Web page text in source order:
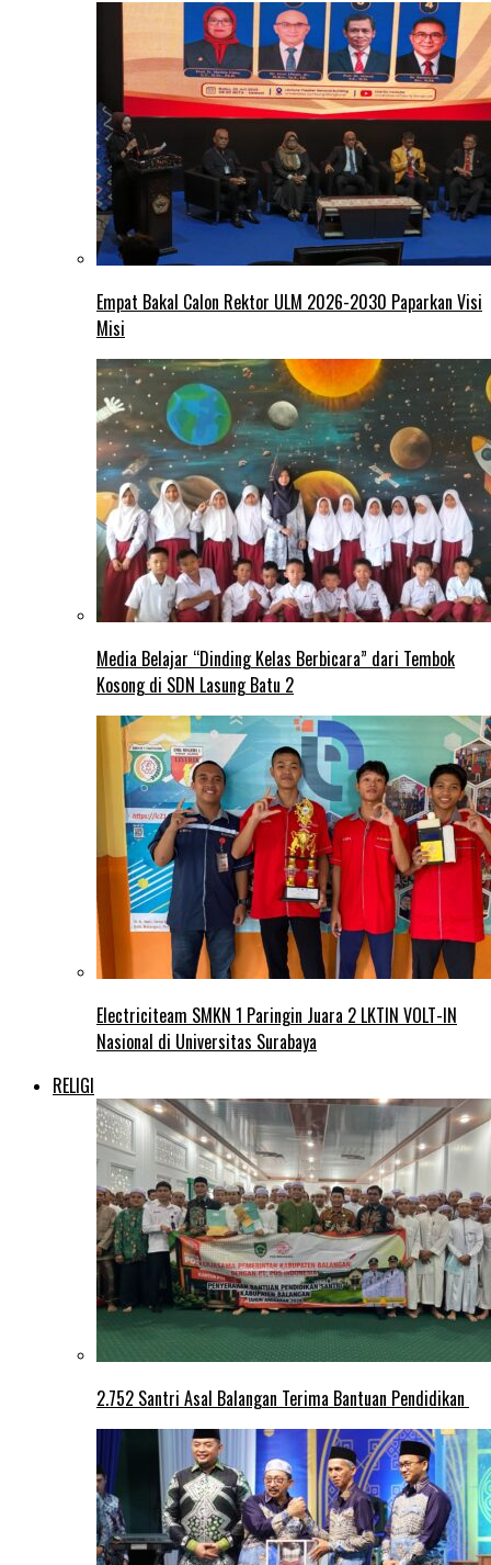
Empat Bakal Calon Rektor ULM 2026-2030 Paparkan Visi
Misi
Media Belajar “Dinding Kelas Berbicara” dari Tembok
Kosong di SDN Lasung Batu 2
Electriciteam SMKN 1 Paringin Juara 2 LKTIN VOLT-IN
Nasional di Universitas Surabaya
RELIGI
2.752 Santri Asal Balangan Terima Bantuan Pendidikan